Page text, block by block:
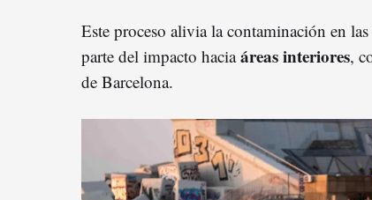
Este proceso alivia la contaminación en
parte del impacto haciaáreas interiores,
de Barcelona.